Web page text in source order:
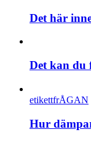
Det här
Det kan du
etikettfrÅGAN
Hur